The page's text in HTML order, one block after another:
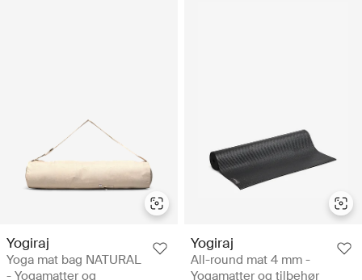
Yogiraj
Yoga mat bag NATURAL
- Yogamatter og
Yogiraj
All-round mat 4 mm -
Yogamatter og tilbehør